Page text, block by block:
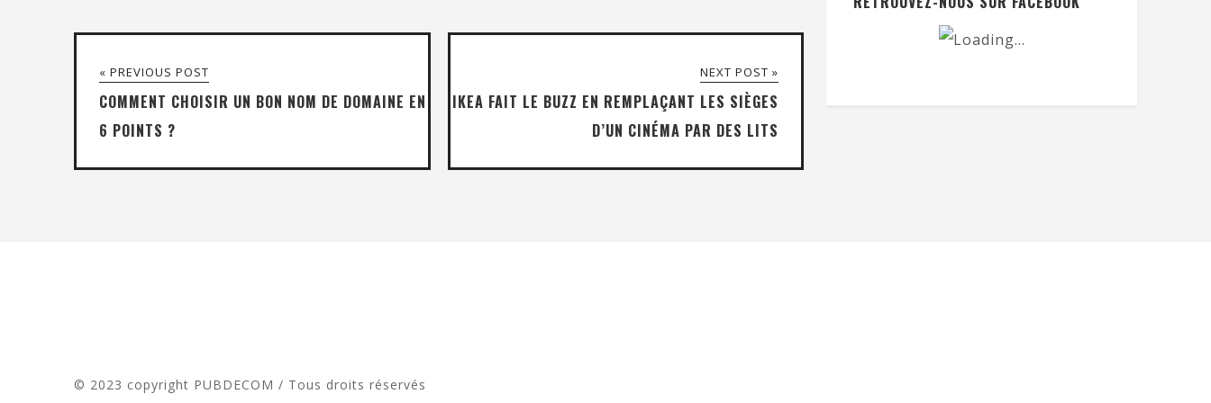
« PREVIOUS POST
COMMENT CHOISIR UN BON NOM DE DOMAINE EN
6 POINTS ?
NEXT POST »
IKEA FAIT LE BUZZ EN REMPLAÇANT LES SIÈGES
D’UN CINÉMA PAR DES LITS
© 2023 copyright PUBDECOM / Tous droits réservés